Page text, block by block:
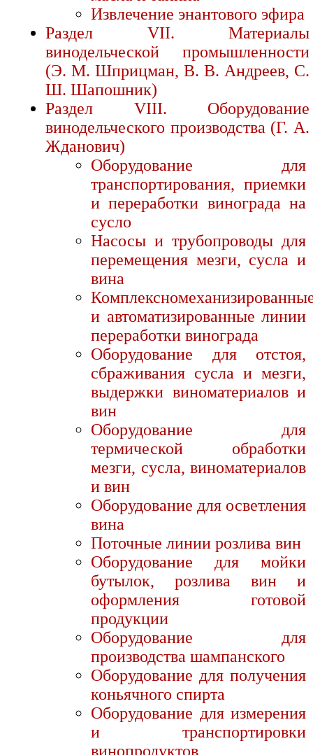
Извлечение энантового эфира
Раздел VII. Материалы
винодельческой промышленности
(Э. М. Шприцман, В. В. Андреев, С.
Ш. Шапошник)
Раздел VIII. Оборудование
винодельческого производства (Г. А.
Жданович)
Оборудование для
транспортирования, приемки
и переработки винограда на
сусло
Насосы и трубопроводы для
перемещения мезги, сусла и
вина
и автоматизированные линии
переработки винограда
Оборудование для отстоя,
сбраживания сусла и мезги,
выдержки виноматериалов и
вин
Оборудование для
термической обработки
мезги, сусла, виноматериалов
и вин
Оборудование для осветления
вина
Поточные линии розлива вин
Оборудование для мойки
бутылок, розлива вин и
оформления готовой
продукции
Оборудование для
производства шампанского
Оборудование для получения
коньячного спирта
Оборудование для измерения
и транспортировки
винопродуктов